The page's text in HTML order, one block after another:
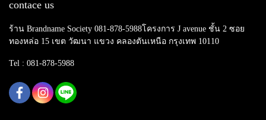
contace us
ร้าน Brandname Society 081-878-5988โครงการ J avenue ชั้น 2 ซอย
ทองหล่อ 15 เขต วัฒนา แขวง คลองตันเหนือ กรุงเทพ 10110
Tel : 081-878-5988